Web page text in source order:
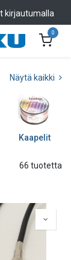
kirjautumalla
0
Näytä kaikki
Kaapelit
66 tuotetta